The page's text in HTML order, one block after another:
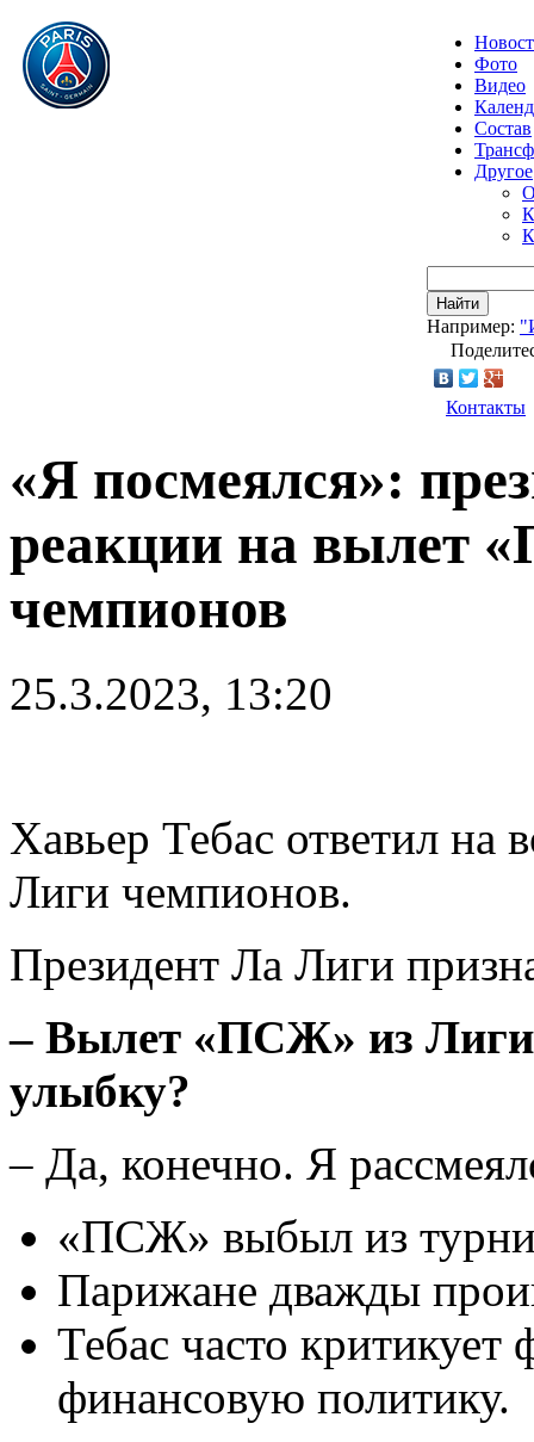
Фото
Видео
Состав
Другое
Найти
Например:
Контакты
«Я посмеялся»:
реакции на вылет
чемпионов
25.3.2023, 13:20
Хавьер Тебас ответил
Лиги чемпионов.
Президент Ла Лиги
– Вылет «ПСЖ» из Лиги
улыбку?
– Да, конечно. Я
«ПСЖ» выбыл из
Парижане дважды
Тебас часто критикует
финансовую политику.